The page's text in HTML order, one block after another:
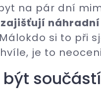
na pár dní
zajišťují
si to při
je to
být součástí